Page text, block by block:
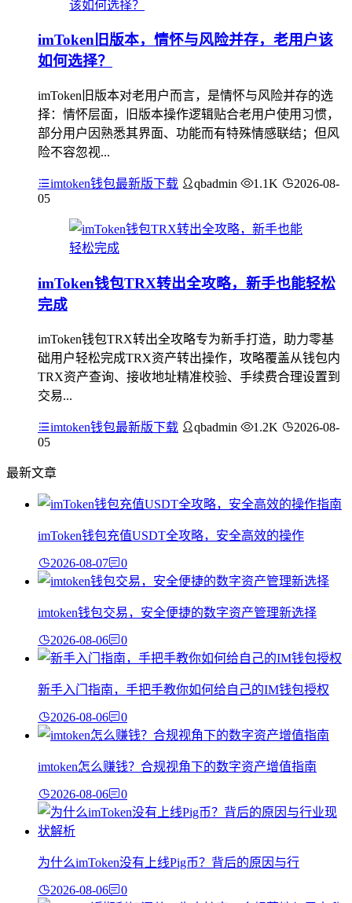
imToken旧版本，情怀与风险并存，老用户该
如何选择？
imToken旧版本对老用户而言，是情怀与风险并存的选
择：情怀层面，旧版本操作逻辑贴合老用户使用习惯，
部分用户因熟悉其界面、功能而有特殊情感联结；但风
险不容忽视...
imtoken钱包最新版下载 qbadmin 1.1K
2026-08-
05
imToken钱包TRX转出全攻略，新手也能轻松
完成
imToken钱包TRX转出全攻略专为新手打造，助力零基
础用户轻松完成TRX资产转出操作，攻略覆盖从钱包内
TRX资产查询、接收地址精准校验、手续费合理设置到
交易...
imtoken钱包最新版下载 qbadmin 1.2K
2026-08-
05
最新文章
imToken钱包充值USDT全攻略，安全高效的操作
2026-08-07 0
imtoken钱包交易，安全便捷的数字资产管理新选择
2026-08-06 0
新手入门指南，手把手教你如何给自己的IM钱包授权
2026-08-06 0
imtoken怎么赚钱？合规视角下的数字资产增值指南
2026-08-06 0
为什么imToken没有上线Pig币？背后的原因与行
2026-08-06 0